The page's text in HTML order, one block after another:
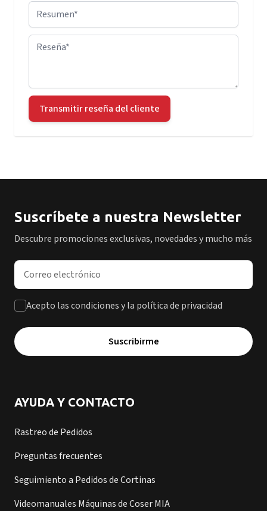
Resumen
Reseña
Transmitir reseña del cliente
Suscríbete a nuestra Newsletter
Descubre promociones exclusivas, novedades y mucho más
Dirección de correo electrónico
Acepto las condiciones y la política de privacidad
Suscribirme
AYUDA Y CONTACTO
Rastreo de Pedidos
Preguntas frecuentes
Seguimiento a Pedidos de Cortinas
Videomanuales Máquinas de Coser MIA